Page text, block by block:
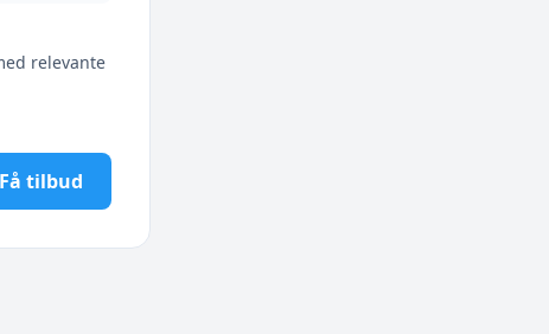
relevante
Få tilbud